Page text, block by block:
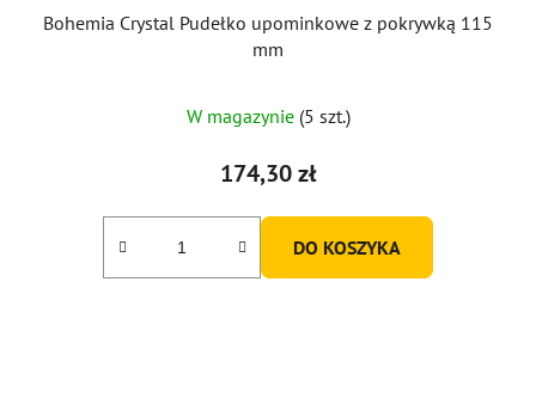
Bohemia Crystal Pudełko upominkowe z pokrywką 115
mm
W magazynie (5 szt.)
174,30 zł
DO KOSZYKA